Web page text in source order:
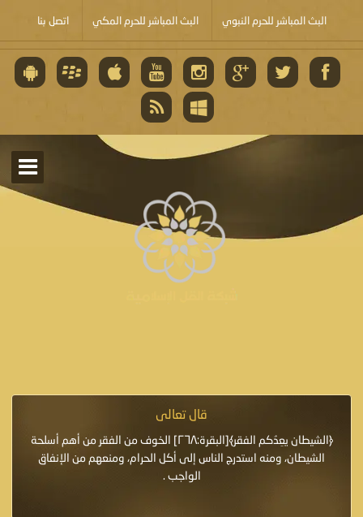
البث المباشر للحرم النبوي البث المباشر للحرم المكي اتصل بنا
قال تعالى
﴿الشيطان يعِدُكم الفقر﴾[البقرة:٢٦٨] الخوف من الفقر من أهم أسلحة
الشيطان، ومنه استدرج الناس إلى أكل الحرام، ومنعهم من الإنفاق
الواجب .